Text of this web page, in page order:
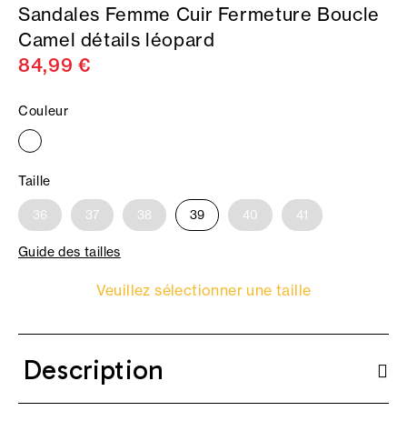
Sandales Femme Cuir Fermeture Boucle
Camel détails léopard
84,99 €
Couleur
Taille
36 37 38 39 40 41
Guide des tailles
Veuillez sélectionner une taille
Description